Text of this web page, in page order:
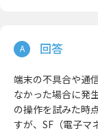
端末の不具合や通
なかった場合に発
の操作を試みた時
すが、SF（電子マ